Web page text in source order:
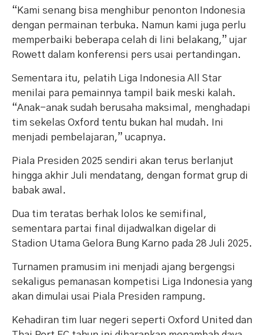
“Kami senang bisa menghibur penonton Indonesia
dengan permainan terbuka. Namun kami juga perlu
memperbaiki beberapa celah di lini belakang,” ujar
Rowett dalam konferensi pers usai pertandingan.
Sementara itu, pelatih Liga Indonesia All Star
menilai para pemainnya tampil baik meski kalah.
“Anak-anak sudah berusaha maksimal, menghadapi
tim sekelas Oxford tentu bukan hal mudah. Ini
menjadi pembelajaran,” ucapnya.
Piala Presiden 2025 sendiri akan terus berlanjut
hingga akhir Juli mendatang, dengan format grup di
babak awal.
Dua tim teratas berhak lolos ke semifinal,
sementara partai final dijadwalkan digelar di
Stadion Utama Gelora Bung Karno pada 28 Juli 2025.
Turnamen pramusim ini menjadi ajang bergengsi
sekaligus pemanasan kompetisi Liga Indonesia yang
akan dimulai usai Piala Presiden rampung.
Kehadiran tim luar negeri seperti Oxford United dan